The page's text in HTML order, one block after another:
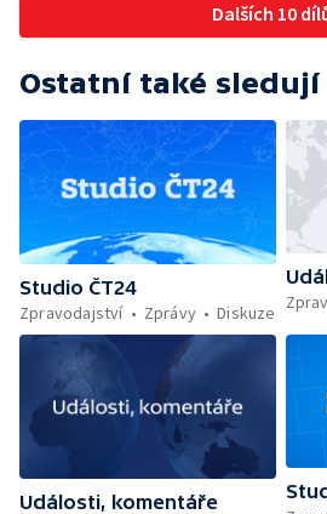
Dalších 10
Ostatní také sledují
Studio ČT24
Zpravodajství
Zprávy Diskuze
Události, komentáře